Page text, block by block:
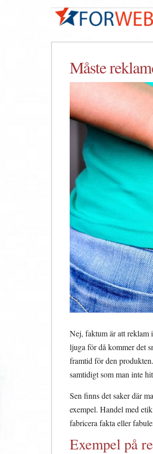
Måste
Nej, faktum är att reklam
ljuga för då kommer det
framtid för den
samtidigt som man inte
Sen finns det saker där
exempel. Handel med
fabricera fakta eller
Exempel på